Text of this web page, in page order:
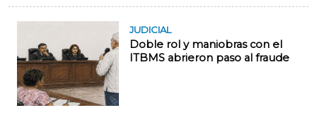
JUDICIAL
Doble rol y maniobras con el
ITBMS abrieron paso al fraude